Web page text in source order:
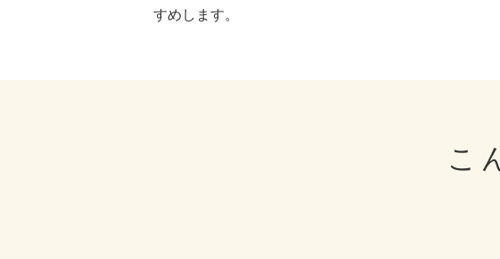
すめします。
こ